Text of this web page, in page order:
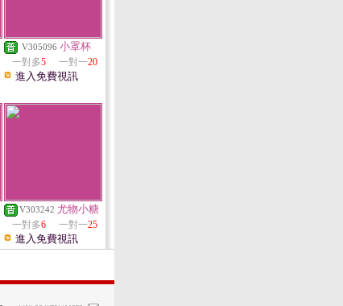
V305096 小罩杯
一對多5 一對一20
進入免費視訊
V303242 尤物小糖
一對多6 一對一25
進入免費視訊